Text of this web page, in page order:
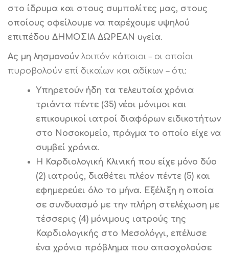
στο ίδρυμα και στους συμπολίτες μας, στους
οποίους οφείλουμε να παρέχουμε υψηλού
επιπέδου ΔΗΜΟΣΙΑ ΔΩΡΕΑΝ υγεία.
Ας μη λησμονούν λοιπόν κάποιοι – οι οποίοι
πυροβολούν επί δικαίων και αδίκων – ότι:
Υπηρετούν ήδη τα τελευταία χρόνια
τριάντα πέντε (35) νέοι μόνιμοι και
επικουρικοί ιατροί διαφόρων ειδικοτήτων
στο Νοσοκομείο, πράγμα το οποίο είχε να
συμβεί χρόνια.
Η Καρδιολογική Κλινική που είχε μόνο δύο
(2) ιατρούς, διαθέτει πλέον πέντε (5) και
εφημερεύει όλο το μήνα. Εξέλιξη η οποία
σε συνδυασμό με την πλήρη στελέχωση με
τέσσερις (4) μόνιμους ιατρούς της
Καρδιολογικής στο Μεσολόγγι, επέλυσε
ένα χρόνιο πρόβλημα που απασχολούσε